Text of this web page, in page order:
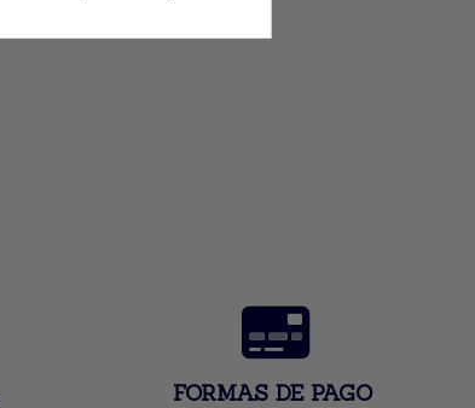
FORMAS DE PAGO